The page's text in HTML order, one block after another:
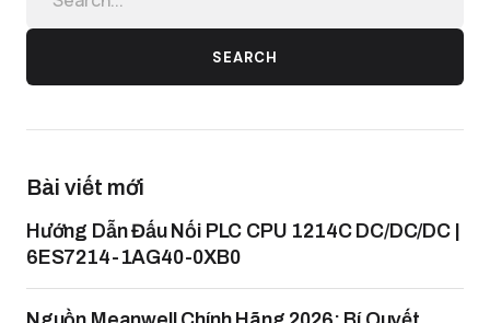
SEARCH
Bài viết mới
Hướng Dẫn Đấu Nối PLC CPU 1214C DC/DC/DC |
6ES7214-1AG40-0XB0